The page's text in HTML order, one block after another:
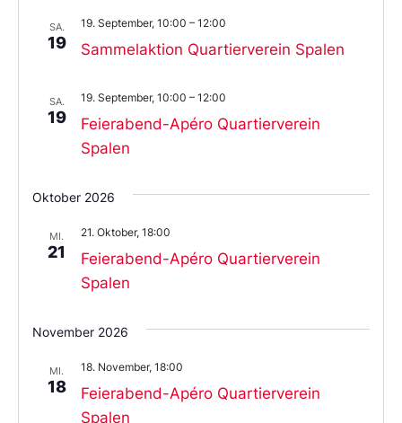
SA.
19 Sammelaktion Quartierverein Spalen
19. September, 10:00 – 12:00
SA.
19
Feierabend-Apéro Quartierverein
Spalen
19. September, 10:00 – 12:00
Oktober 2026
MI.
21
Feierabend-Apéro Quartierverein
Spalen
21. Oktober, 18:00
November 2026
MI.
18
Feierabend-Apéro Quartierverein
Spalen
18. November, 18:00